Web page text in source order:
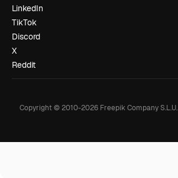
LinkedIn
TikTok
Discord
X
Reddit
Copyright © 2010-2026Freepik Company S.L.U.